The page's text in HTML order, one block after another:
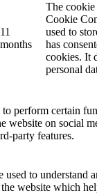
11
months
The cookie
Cookie
used to
has
cookies. It
personal
perform certain
website on social
party features.
used to understand
website which